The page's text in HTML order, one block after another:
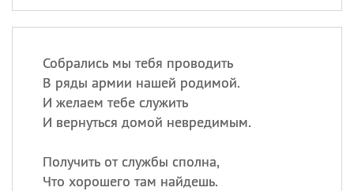
Собрались мы тебя проводить
В ряды армии нашей родимой.
И желаем тебе служить
И вернуться домой невредимым.
Получить от службы сполна,
Что хорошего там найдешь.